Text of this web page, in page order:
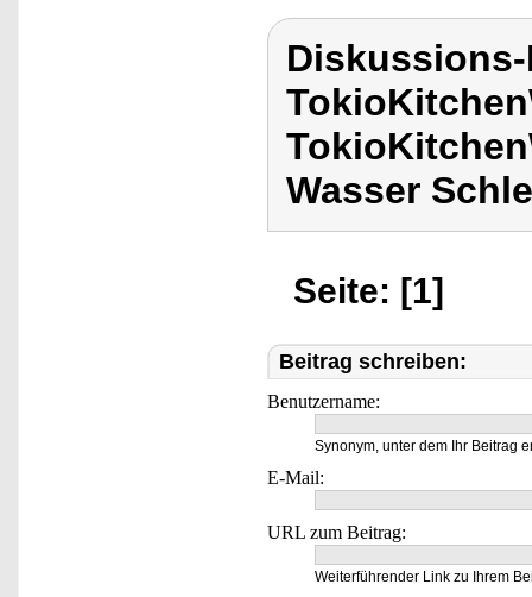
Wasser
Seite: [1]
Beitrag schreiben:
Benutzername:
Synonym, unter dem Ihr Beitrag
E-Mail:
URL zum Beitrag:
Weiterführender Link zu Ihrem